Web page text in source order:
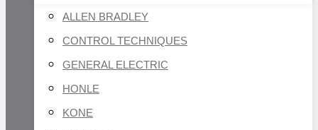
ALLEN BRADLEY
CONTROL TECHNIQUES
GENERAL ELECTRIC
HONLE
KONE